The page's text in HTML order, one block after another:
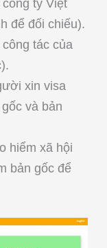
ty Việt
để đối chiếu).
tác của
xin visa
và bản
hiểm xã hội
bản gốc để